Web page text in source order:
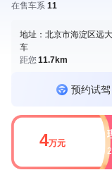
在售车系 11
地址：北京市海淀区远
车
距您11.7km
预约试驾
4万元